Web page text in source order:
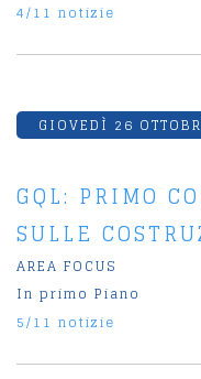
4/11 notizie
GIOVEDÌ 26
GQL: PRIMO
SULLE
AREA FOCUS
In primo Piano
5/11 notizie